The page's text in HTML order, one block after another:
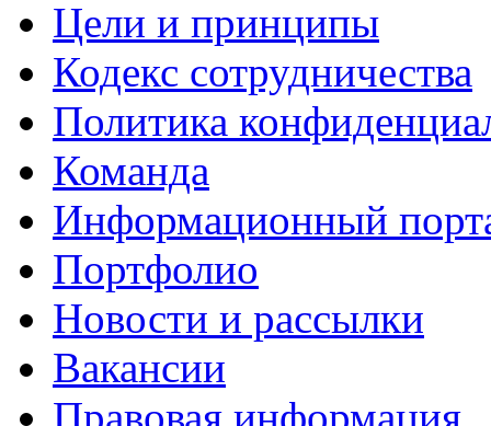
Цели и принципы
Кодекс сотрудничества
Политика
Команда
Информационный
Портфолио
Новости и рассылки
Вакансии
Правовая информация